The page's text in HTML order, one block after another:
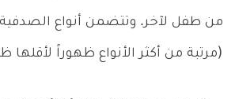
من طفل لآخر. وتتضمن أنواع الصدفية
(مرتبة من أكثر الأنواع ظهوراً لأقلها